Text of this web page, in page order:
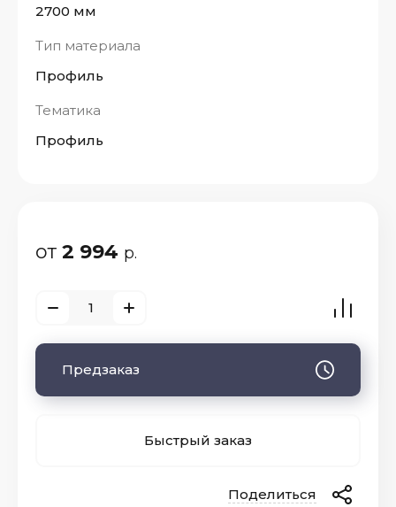
2700 мм
Тип материала
Профиль
Тематика
Профиль
от 2 994 р.
Предзаказ
Быстрый заказ
Поделиться